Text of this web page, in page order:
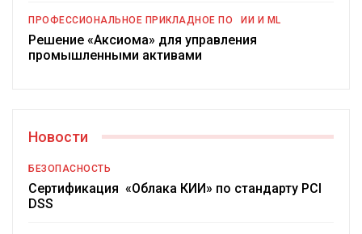
ПРОФЕССИОНАЛЬНОЕ ПРИКЛАДНОЕ ПО ИИ И ML
Решение «Аксиома» для управления
промышленными активами
Новости
БЕЗОПАСНОСТЬ
Сертификация «Облака КИИ» по стандарту PCI
DSS